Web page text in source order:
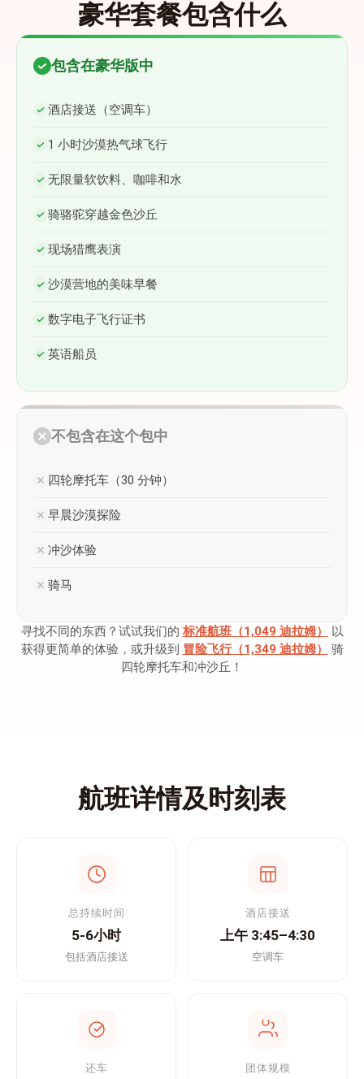
豪华套餐包含什么
包含在豪华版中
酒店接送（空调车）
1 小时沙漠热气球飞行
无限量软饮料、咖啡和水
骑骆驼穿越金色沙丘
现场猎鹰表演
沙漠营地的美味早餐
数字电子飞行证书
英语船员
不包含在这个包中
四轮摩托车（30 分钟）
早晨沙漠探险
冲沙体验
骑马
寻找不同的东西？试试我们的 标准航班（1,049 迪拉姆）
以
获得更简单的体验，或升级到 冒险飞行（1,349 迪拉姆）
骑
四轮摩托车和冲沙丘！
航班详情及时刻表
总持续时间
5-6小时
包括酒店接送
酒店接送
上午 3:45–4:30
空调车
还车 团体规模